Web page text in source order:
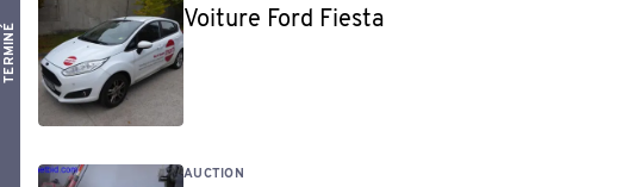
TERMINÉ
Voiture Ford Fiesta
AUCTION